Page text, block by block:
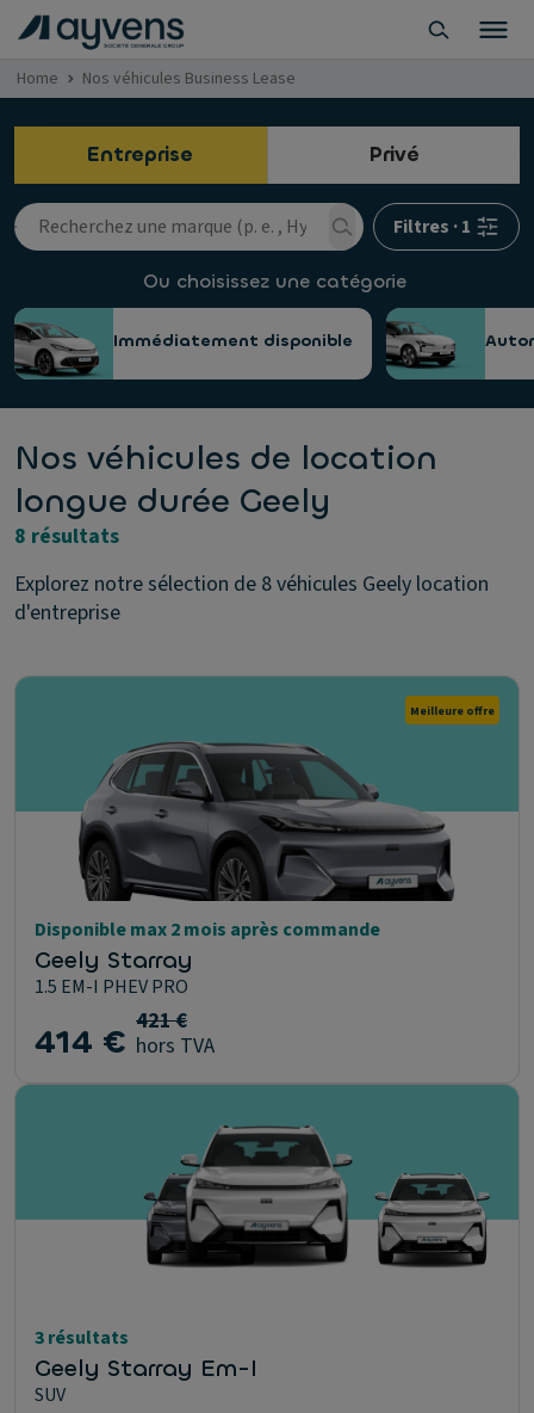
Home Nos véhicules Business Lease
Entreprise Privé
Filtres ·1
Ou choisissez une catégorie
Immédiatement disponible
Nos véhicules de location
longue durée Geely
8 résultats
Explorez notre sélection de 8 véhicules Geely location
d'entreprise
Meilleure offre
Disponible max 2 mois après commande
Geely Starray
1.5 EM-I PHEV PRO
414 € 421 €
hors TVA
3 résultats
Geely Starray Em-I
SUV